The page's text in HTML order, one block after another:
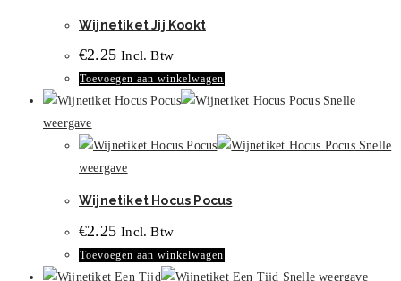
kan
worden
productpagina
Wijnetiket Jij Kookt
€2.25 Incl. Btw
Toevoegen aan winkelwagen
Snelle
weergave
Snelle
weergave
Wijnetiket Hocus Pocus
€2.25 Incl. Btw
Toevoegen aan winkelwagen
Snelle weergave